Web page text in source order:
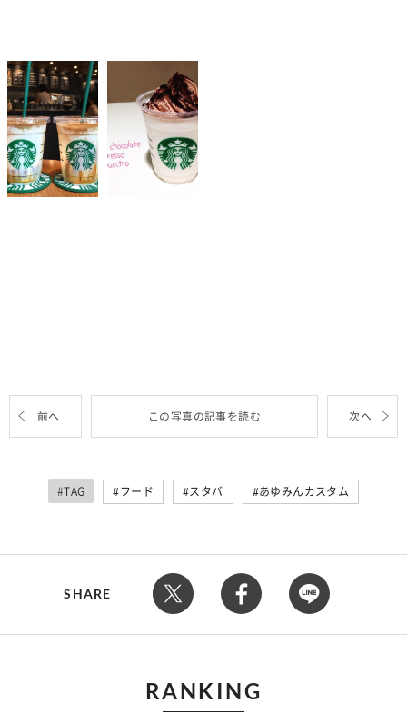
前へ この写真の記事を読む 次へ
#TAG フード スタバ あゆみんカスタム
SHARE
RANKING